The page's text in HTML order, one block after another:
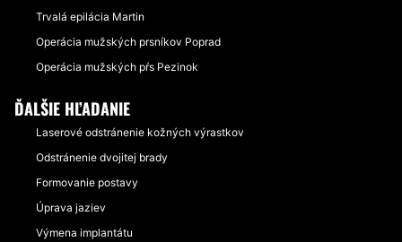
Trvalá epilácia Martin
Operácia mužských prsníkov Poprad
Operácia mužských pŕs Pezinok
ĎALŠIE HĽADANIE
Laserové odstránenie kožných výrastkov
Odstránenie dvojitej brady
Formovanie postavy
Úprava jaziev
Výmena implantátu